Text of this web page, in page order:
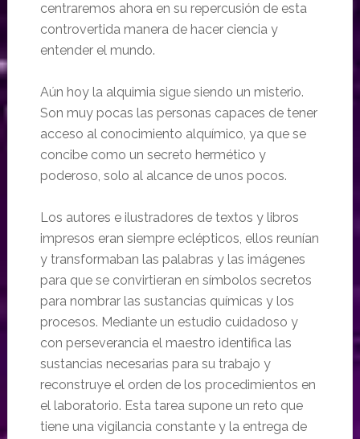
centraremos ahora en su repercusión de esta
controvertida manera de hacer ciencia y
entender el mundo.
Aún hoy la alquimia sigue siendo un misterio.
Son muy pocas las personas capaces de tener
acceso al conocimiento alquímico, ya que se
concibe como un secreto hermético y
poderoso, solo al alcance de unos pocos.
Los autores e ilustradores de textos y libros
impresos eran siempre eclépticos, ellos reunían
y transformaban las palabras y las imágenes
para que se convirtieran en símbolos secretos
para nombrar las sustancias químicas y los
procesos. Mediante un estudio cuidadoso y
con perseverancia el maestro identifica las
sustancias necesarias para su trabajo y
reconstruye el orden de los procedimientos en
el laboratorio. Esta tarea supone un reto que
tiene una vigilancia constante y la entrega de